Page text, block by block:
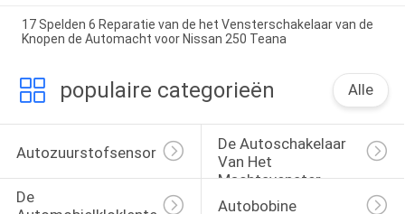
17 Spelden 6 Reparatie van de het Vensterschakelaar van de
Knopen de Automacht voor Nissan 250 Teana
populaire categorieën Alle
Autozuurstofsensor
De Autoschakelaar
Van Het
Machtsvenster
De
Autobobine